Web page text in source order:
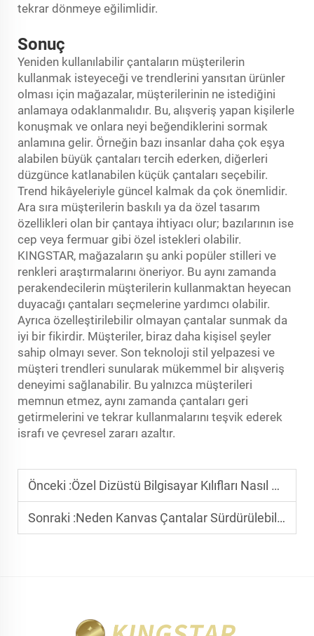
tekrar dönmeye eğilimlidir.
Sonuç
Yeniden kullanılabilir çantaların müşterilerin
kullanmak isteyeceği ve trendlerini yansıtan ürünler
olması için mağazalar, müşterilerinin ne istediğini
anlamaya odaklanmalıdır. Bu, alışveriş yapan kişilerle
konuşmak ve onlara neyi beğendiklerini sormak
anlamına gelir. Örneğin bazı insanlar daha çok eşya
alabilen büyük çantaları tercih ederken, diğerleri
düzgünce katlanabilen küçük çantaları seçebilir.
Trend hikâyeleriyle güncel kalmak da çok önemlidir.
Ara sıra müşterilerin baskılı ya da özel tasarım
özellikleri olan bir çantaya ihtiyacı olur; bazılarının ise
cep veya fermuar gibi özel istekleri olabilir.
KINGSTAR, mağazaların şu anki popüler stilleri ve
renkleri araştırmalarını öneriyor. Bu aynı zamanda
perakendecilerin müşterilerin kullanmaktan heyecan
duyacağı çantaları seçmelerine yardımcı olabilir.
Ayrıca özelleştirilebilir olmayan çantalar sunmak da
iyi bir fikirdir. Müşteriler, biraz daha kişisel şeyler
sahip olmayı sever. Son teknoloji stil yelpazesi ve
müşteri trendleri sunularak mükemmel bir alışveriş
deneyimi sağlanabilir. Bu yalnızca müşterileri
memnun etmez, aynı zamanda çantaları geri
getirmelerini ve tekrar kullanmalarını teşvik ederek
israfı ve çevresel zararı azaltır.
Önceki :Özel Dizüstü Bilgisayar Kılıfları Nasıl Müşterilerinizin Cihazlarını Korur
Sonraki :Neden Kanvas Çantalar Sürdürülebilir Markanızı Tanıtmada Önemlidir